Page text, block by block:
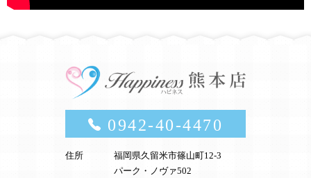
0942-40-4470
住所
福岡県久留米市篠山町12-3
パーク・ノヴァ502